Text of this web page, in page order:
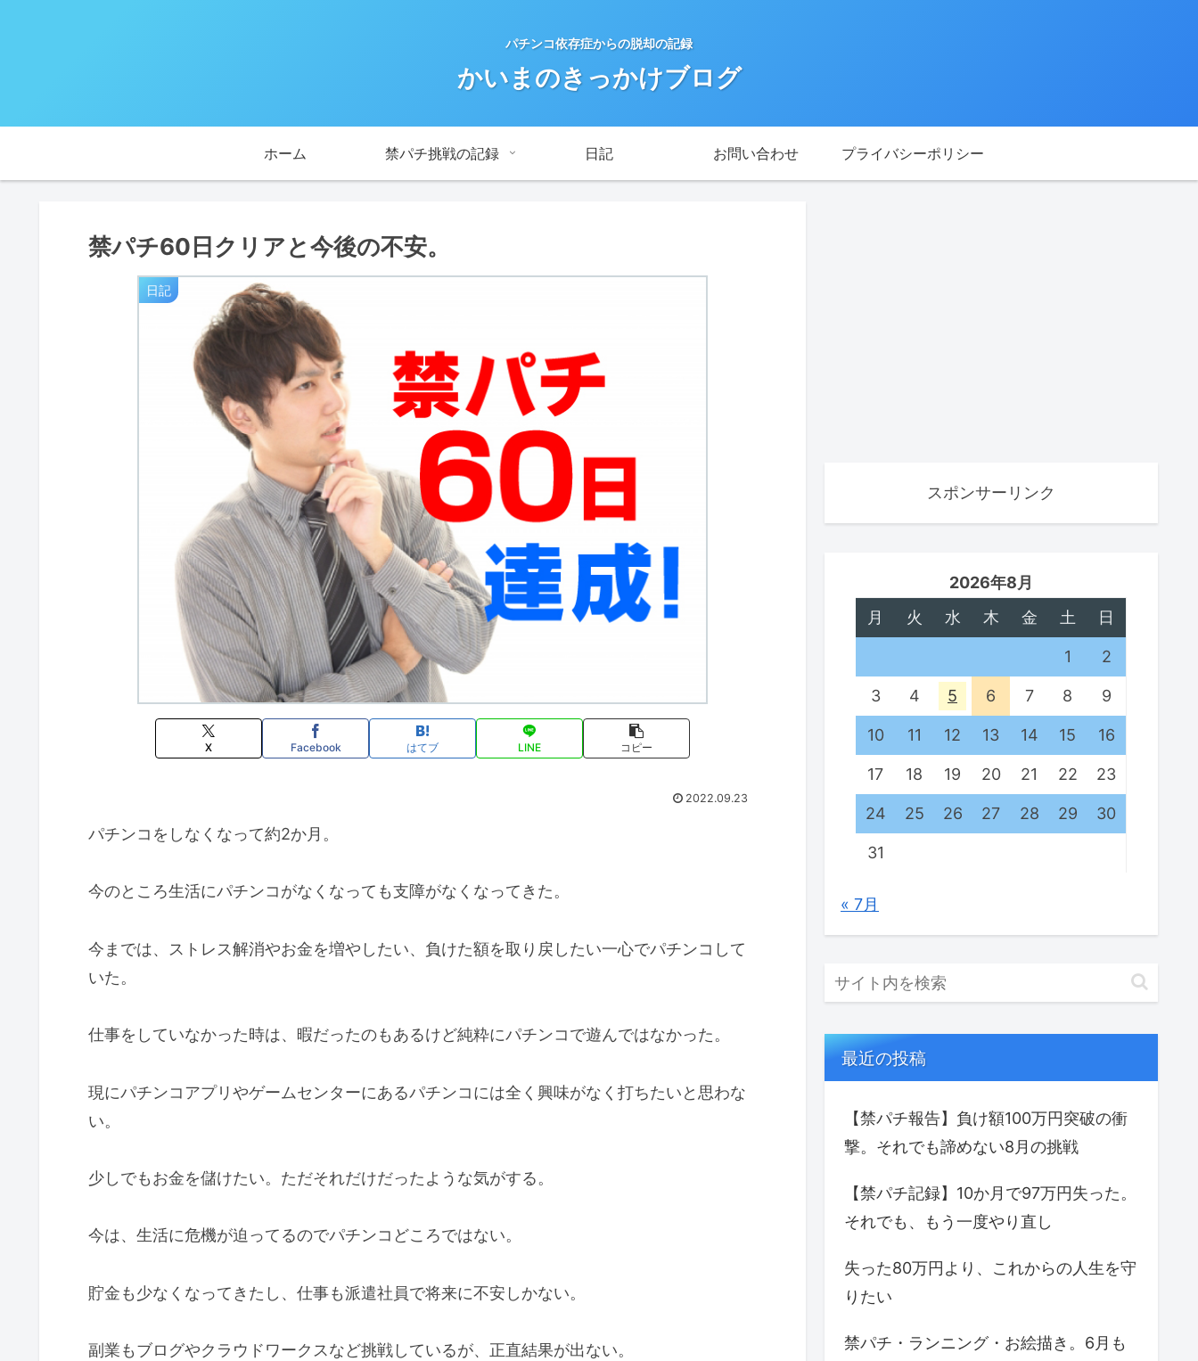
パチンコ依存症からの脱却の記録
かいまのきっかけブログ
ホーム 禁パチ挑戦の記録 日記 お問い合わせ プライバシーポリシー
禁パチ60日クリアと今後の不安。
日記
X Facebook はてブ LINE コピー
2022.09.23
パチンコをしなくなって約2か月。
今のところ生活にパチンコがなくなっても支障がなくなってきた。
今までは、ストレス解消やお金を増やしたい、負けた額を取り戻したい一心でパチンコして
いた。
仕事をしていなかった時は、暇だったのもあるけど純粋にパチンコで遊んではなかった。
現にパチンコアプリやゲームセンターにあるパチンコには全く興味がなく打ちたいと思わな
い。
少しでもお金を儲けたい。ただそれだけだったような気がする。
今は、生活に危機が迫ってるのでパチンコどころではない。
貯金も少なくなってきたし、仕事も派遣社員で将来に不安しかない。
副業もブログやクラウドワークスなど挑戦しているが、正直結果が出ない。
スポンサーリンク
2026年8月
月
火 水 木 金 土 日
1 2
3 4 5 6 7 8 9
10 11 12 13 14 15 16
17 18 19 20 21 22 23
24 25 26 27 28 29 30
31
« 7月
最近の投稿
【禁パチ報告】負け額100万円突破の衝
撃。それでも諦めない8月の挑戦
【禁パチ記録】10か月で97万円失った。
それでも、もう一度やり直し
失った80万円より、これからの人生を守
りたい
禁パチ・ランニング・お絵描き。6月も